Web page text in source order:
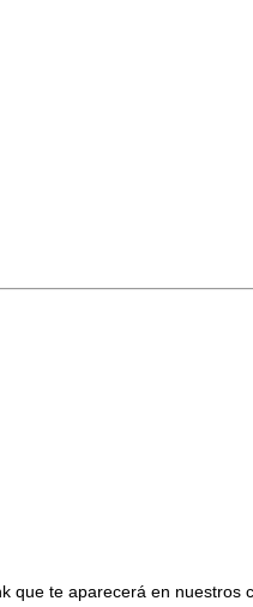
que te aparecerá en nuestros